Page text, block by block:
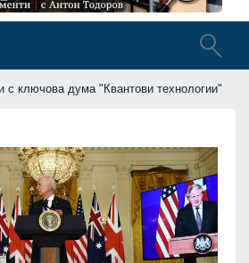
с ключова дума "Квантови технологии"